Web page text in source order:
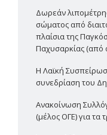
Δωρεάν
σώματος από
πλαίσια της
Παχυσαρκίας (από
Η Λαϊκή
συνεδρίαση του
Ανακοίνωση
(μέλος ΟΓΕ) για